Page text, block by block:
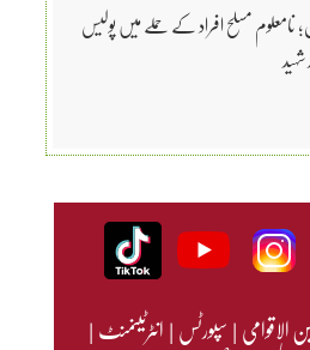
نامعلوم مسلح افراد کے حملے میں پولیس
الاقوامی|سپورٹس|انٹرٹینمنٹ|